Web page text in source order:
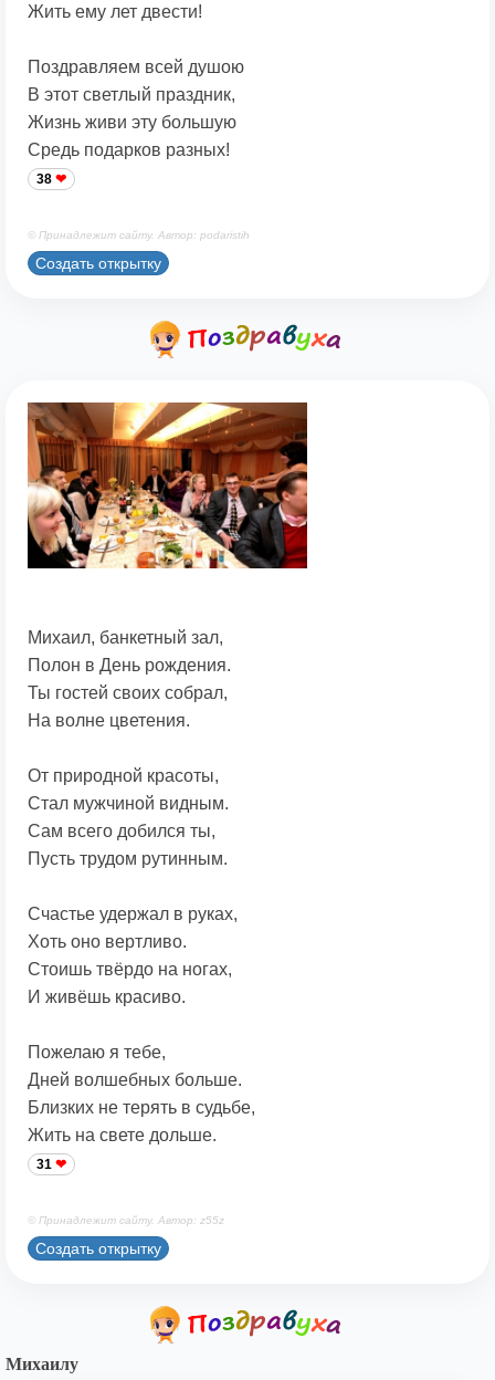
Жить ему лет двести!
Поздравляем всей душою
В этот светлый праздник,
Жизнь живи эту большую
Средь подарков разных!
38
© Принадлежит сайту. Автор: podaristih
Создать открытку
Михаил, банкетный зал,
Полон в День рождения.
Ты гостей своих собрал,
На волне цветения.
От природной красоты,
Стал мужчиной видным.
Сам всего добился ты,
Пусть трудом рутинным.
Счастье удержал в руках,
Хоть оно вертливо.
Стоишь твёрдо на ногах,
И живёшь красиво.
Пожелаю я тебе,
Дней волшебных больше.
Близких не терять в судьбе,
Жить на свете дольше.
31
© Принадлежит сайту. Автор: z55z
Создать открытку
Михаилу